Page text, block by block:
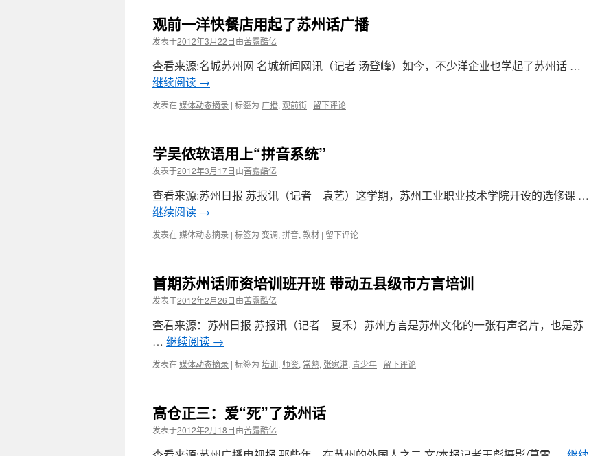
观前一洋快餐店用起了苏州话广播
发表于2012年3月22日由苦露酷亿
查看来源:名城苏州网 名城新闻网讯（记者 汤登峰）如今，不少洋企业也学起了苏州话 …
继续阅读 →
发表在媒体动态摘录 | 标签为 广播, 观前街 | 留下评论
学吴侬软语用上“拼音系统”
发表于2012年3月17日由苦露酷亿
查看来源:苏州日报 苏报讯（记者 袁艺）这学期，苏州工业职业技术学院开设的选修课 …
继续阅读 →
发表在媒体动态摘录 | 标签为 变调, 拼音, 教材 | 留下评论
首期苏州话师资培训班开班 带动五县级市方言培训
发表于2012年2月26日由苦露酷亿
查看来源：苏州日报 苏报讯（记者 夏禾）苏州方言是苏州文化的一张有声名片，也是苏
… 继续阅读 →
发表在媒体动态摘录 | 标签为 培训, 师资, 常熟, 张家港, 青少年 | 留下评论
高仓正三：爱“死”了苏州话
发表于2012年2月18日由苦露酷亿